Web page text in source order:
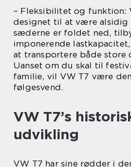
– Fleksibilitet og funktion:
designet til at være alsidig
sæderne er foldet ned,
imponerende
at transportere både store
Uanset om du skal til
familie, vil VW T7 være
følgesvend.
VW T7’s
udvikling
VW T7 har sine rødder i